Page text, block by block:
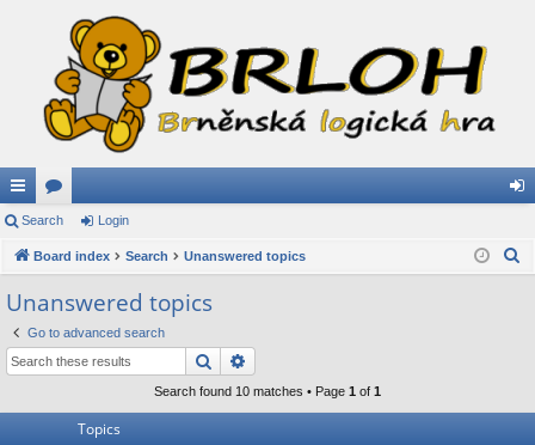
ui
ck
lin
ks
or
u
s
in
Search Login
Board index Search Unanswered topics
Unanswered topics
Go to advanced search
Search
Search found 10 matches • Page 1 of 1
Topics